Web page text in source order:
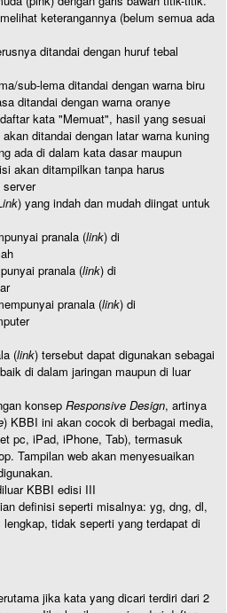
keterangannya (belum semua ada
ditandai dengan huruf tebal
sub-lema ditandai dengan warna biru
ditandai dengan warna oranye
kata "Memuat", hasil yang sesuai
ditandai dengan latar warna kuning
ada di dalam kata dasar maupun
akan ditampilkan tanpa harus
server
) yang indah dan mudah diingat untuk
pranala (link) di
pranala (link) di
pranala (link) di
(link) tersebut dapat digunakan sebagai
di dalam jaringan maupun di luar
konsep Responsive Design, artinya
) KBBI ini akan cocok di berbagai media,
pc, iPad, iPhone, Tab), termasuk
Tampilan web akan menyesuaikan
KBBI edisi III
definisi seperti misalnya: yg, dng, dl,
tidak seperti yang terdapat di
jika kata yang dicari terdiri dari 2